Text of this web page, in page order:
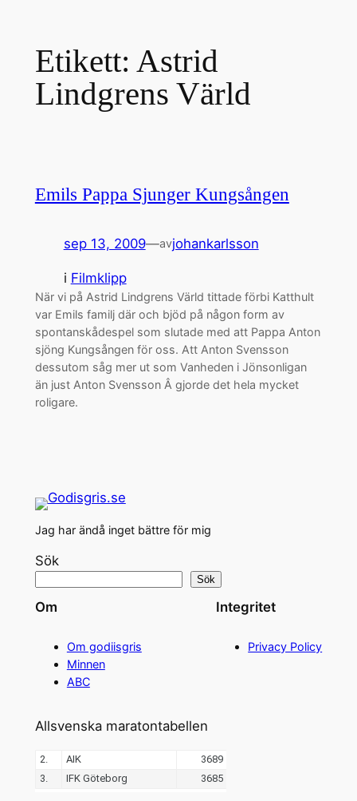
Etikett: Astrid
Lindgrens Värld
Emils Pappa Sjunger Kungsången
sep 13, 2009—avjohankarlsson
i Filmklipp
När vi på Astrid Lindgrens Värld tittade förbi Katthult
var Emils familj där och bjöd på någon form av
spontanskådespel som slutade med att Pappa Anton
sjöng Kungsången för oss. Att Anton Svensson
dessutom såg mer ut som Vanheden i Jönsonligan
än just Anton Svensson Â gjorde det hela mycket
roligare.
Jag har ändå inget bättre för mig
Sök
Sök
Om
Om godiisgris
Minnen
ABC
Integritet
Privacy Policy
Allsvenska maratontabellen